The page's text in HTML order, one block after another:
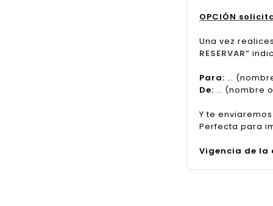
OPCIÓN
Una vez
RESERVAR”
Para: …
De: … (nombre
Y te
Perfecta para
Vigencia de la